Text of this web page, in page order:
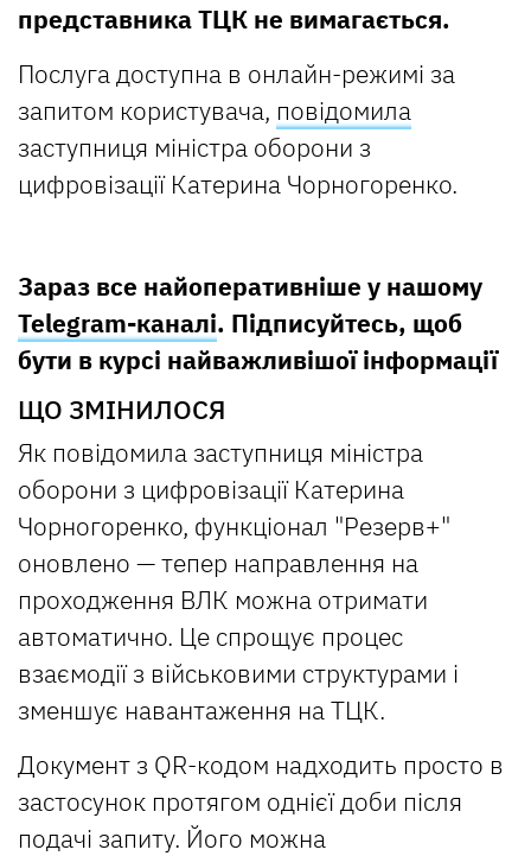
представника ТЦК не вимагається.
Послуга доступна в онлайн-режимі за
запитом користувача, повідомила
заступниця міністра оборони з
цифровізації Катерина Чорногоренко.
Зараз все найоперативніше у нашому
Telegram-каналі. Підписуйтесь, щоб
бути в курсі найважливішої інформації
ЩО ЗМІНИЛОСЯ
Як повідомила заступниця міністра
оборони з цифровізації Катерина
Чорногоренко, функціонал "Резерв+"
оновлено — тепер направлення на
проходження ВЛК можна отримати
автоматично. Це спрощує процес
взаємодії з військовими структурами і
зменшує навантаження на ТЦК.
Документ з QR-кодом надходить просто в
застосунок протягом однієї доби після
подачі запиту. Його можна